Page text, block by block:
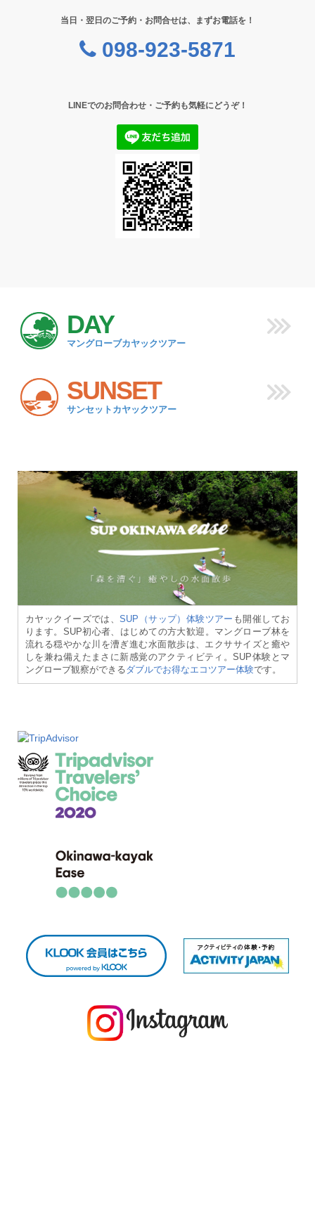
当日・翌日のご予約・お問合せは、まずお電話を！
098-923-5871
LINEでのお問合わせ・ご予約も気軽にどうぞ！
DAY
マングローブカヤックツアー
SUNSET
サンセットカヤックツアー
カヤックイーズでは、SUP（サップ）体験ツアー も開催してお
ります。SUP初心者、はじめての方大歓迎。マングローブ林を
流れる穏やかな川を漕ぎ進む水面散歩は、エクササイズと癒や
しを兼ね備えたまさに新感覚のアクティビティ。SUP体験とマ
ングローブ観察ができるダブルでお得なエコツアー体験です。